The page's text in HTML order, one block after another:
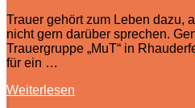
Trauer gehört zum Leben dazu,
nicht gern darüber sprechen.
Trauergruppe „MuT“ in
für ein …
Weiterlesen